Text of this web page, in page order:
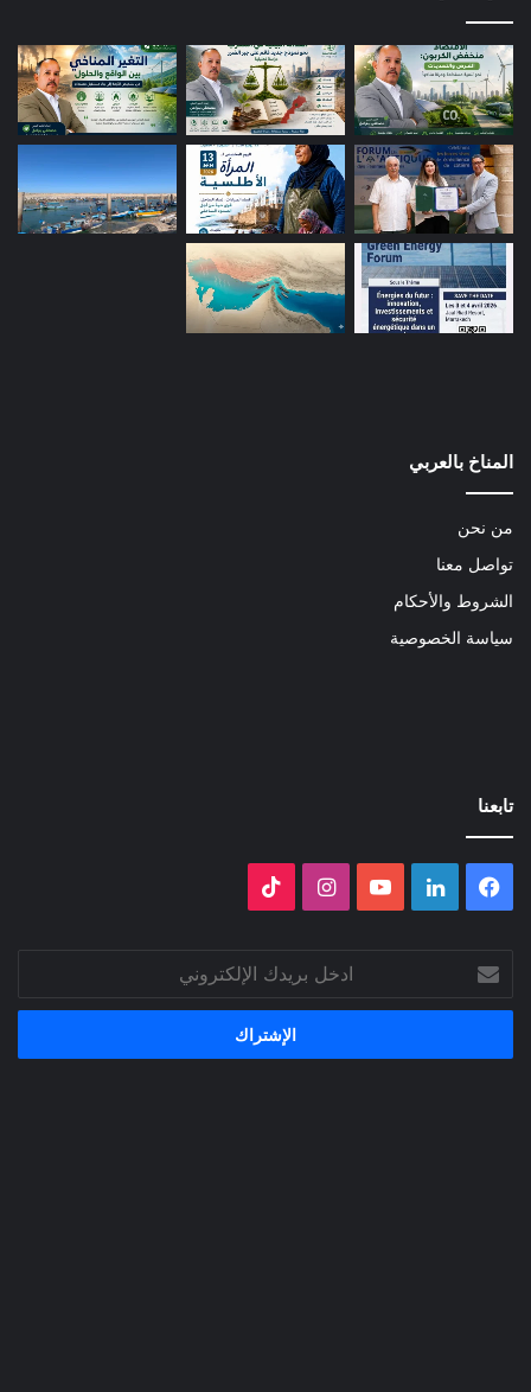
المناخ بالعربي
من نحن
تواصل معنا
الشروط والأحكام
سياسة الخصوصية
تابعنا
فيسبوك لينكدإن ‫YouTubeانستقرام
بريدك
الإلكتروني